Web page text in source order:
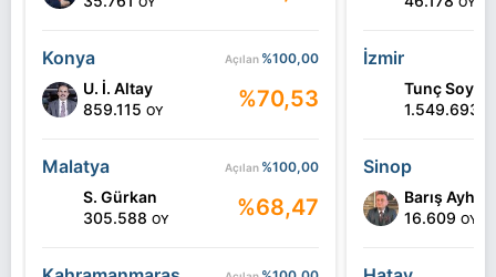
Konya Açılan %100,00
U. İ. Altay
859.115 OY %70,53
Malatya Açılan %100,00
S. Gürkan
305.588 OY %68,47
İzmir
Tunç Soyer
1.549.693
Sinop
Barış Ayhan
16.609 OY